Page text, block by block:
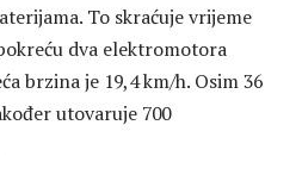
To skraćuje vrijeme
dva elektromotora
brzina je 19,4 km/h. Osim 36
utovaruje 700